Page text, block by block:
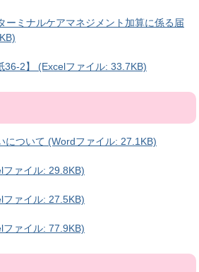
ミナルケアマネジメント加算に係る届
36-2】 (Excelファイル: 33.7KB)
について (Wordファイル: 27.1KB)
ァイル: 29.8KB)
ァイル: 27.5KB)
ァイル: 77.9KB)